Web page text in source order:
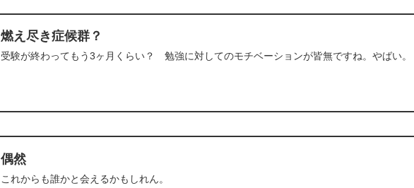
燃え尽き症候群？
受験が終わってもう3ヶ月くらい？ 勉強に対してのモチベーションが皆無ですね。やばい。
偶然
これからも誰かと会えるかもしれん。